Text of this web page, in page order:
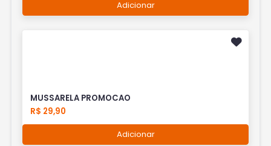
Adicionar
MUSSARELA PROMOCAO
R$ 29,90
Adicionar